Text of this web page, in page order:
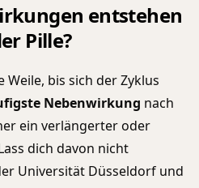
entstehen
Pille?
bis sich der Zyklus
Nebenwirkung nach
ein verlängerter oder
dich davon nicht
Universität Düsseldorf und